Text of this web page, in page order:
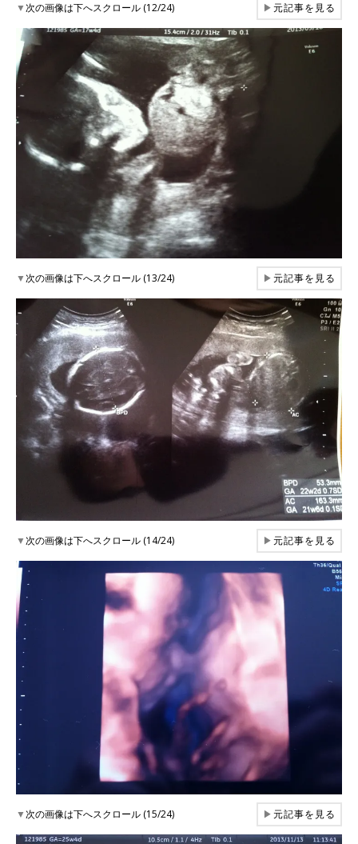
▼次の画像は下へスクロール (12/24) ▶元記事を見る
▼次の画像は下へスクロール (13/24) ▶元記事を見る
▼次の画像は下へスクロール (14/24) ▶元記事を見る
▼次の画像は下へスクロール (15/24) ▶元記事を見る